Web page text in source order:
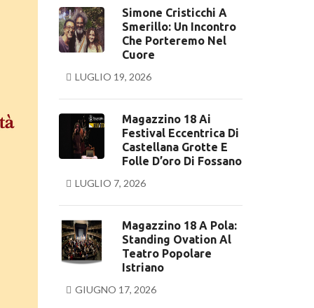
Simone Cristicchi A
Smerillo: Un Incontro
Che Porteremo Nel
Cuore
LUGLIO 19, 2026
Magazzino 18 Ai
Festival Eccentrica Di
Castellana Grotte E
Folle D’oro Di Fossano
LUGLIO 7, 2026
Magazzino 18 A Pola:
Standing Ovation Al
Teatro Popolare
Istriano
GIUGNO 17, 2026